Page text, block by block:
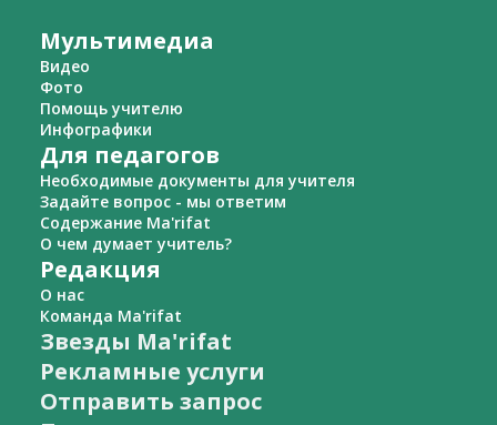
Мультимедиа
Видео
Фото
Помощь учителю
Инфографики
Для педагогов
Необходимые документы для учителя
Задайте вопрос - мы ответим
Содержание Ma'rifat
О чем думает учитель?
Редакция
О нас
Команда Ma'rifat
Звезды Ma'rifat
Рекламные услуги
Отправить запрос